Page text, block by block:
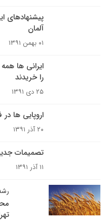
پیشنهادهای
آلمان
۰۱ بهمن ۱۳۹۱
ایرانی ها
را خریدند
۲۵ دی ۱۳۹۱
اروپایی ها
۲۰ آذر ۱۳۹۱
تصمیمات
۱۱ آذر ۱۳۹۱